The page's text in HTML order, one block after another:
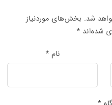
شد. بخش‌های موردنیاز
شده‌اند *
نام*